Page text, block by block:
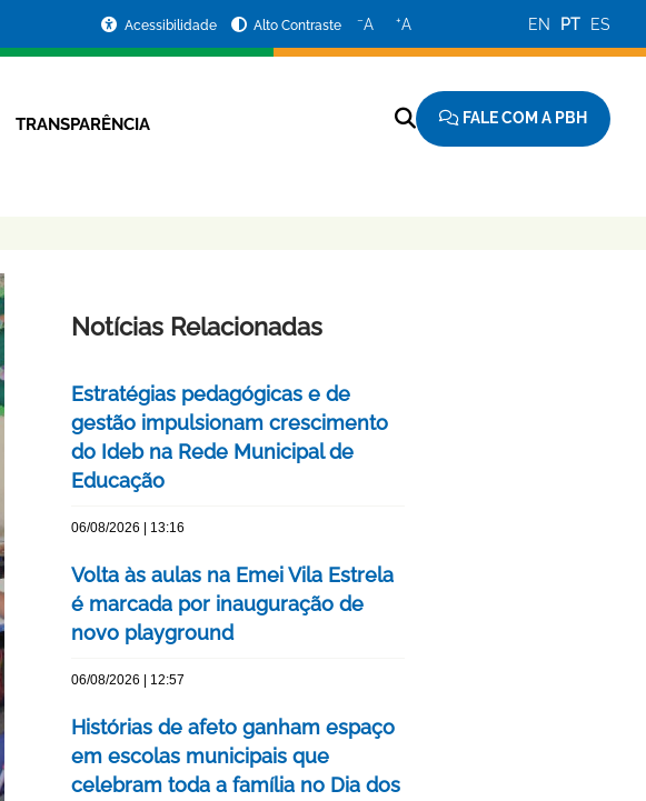
Acessibilidade Alto Contraste −A +A EN PT ES
TRANSPARÊNCIA FALE COM A PBH
Notícias Relacionadas
Estratégias pedagógicas e de
gestão impulsionam crescimento
do Ideb na Rede Municipal de
Educação
06/08/2026 | 13:16
Volta às aulas na Emei Vila Estrela
é marcada por inauguração de
novo playground
06/08/2026 | 12:57
Histórias de afeto ganham espaço
em escolas municipais que
celebram toda a família no Dia dos